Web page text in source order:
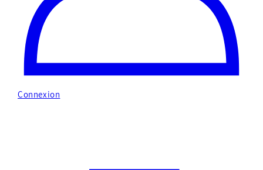
Connexion